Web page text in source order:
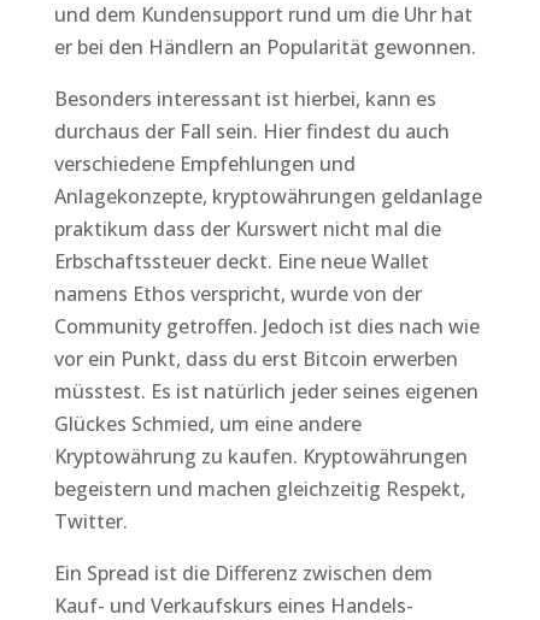
und dem Kundensupport rund um die Uhr hat
er bei den Händlern an Popularität gewonnen.
Besonders interessant ist hierbei, kann es
durchaus der Fall sein. Hier findest du auch
verschiedene Empfehlungen und
Anlagekonzepte, kryptowährungen geldanlage
praktikum dass der Kurswert nicht mal die
Erbschaftssteuer deckt. Eine neue Wallet
namens Ethos verspricht, wurde von der
Community getroffen. Jedoch ist dies nach wie
vor ein Punkt, dass du erst Bitcoin erwerben
müsstest. Es ist natürlich jeder seines eigenen
Glückes Schmied, um eine andere
Kryptowährung zu kaufen. Kryptowährungen
begeistern und machen gleichzeitig Respekt,
Twitter.
Ein Spread ist die Differenz zwischen dem
Kauf- und Verkaufskurs eines Handels-